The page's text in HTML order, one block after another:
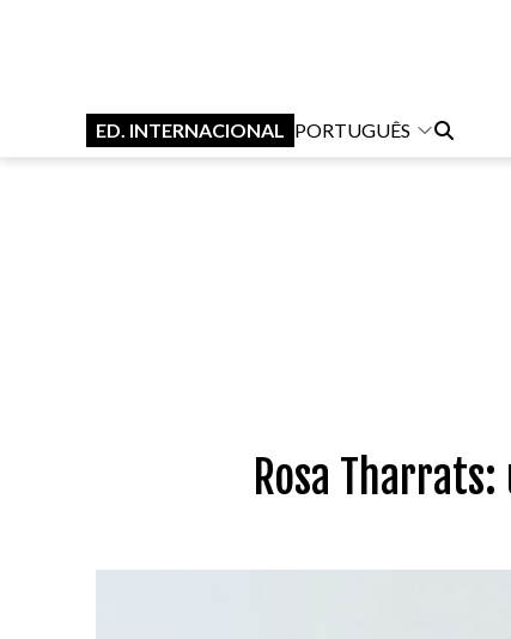
ED. INTERNACIONAL PORTUGUÊS
Rosa